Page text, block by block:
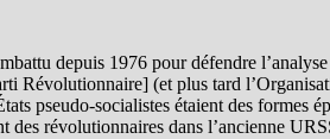
depuis 1976 pour défendre
Révolutionnaire] (et plus tard
pseudo-socialistes étaient des formes
des révolutionnaires dans l’ancienne